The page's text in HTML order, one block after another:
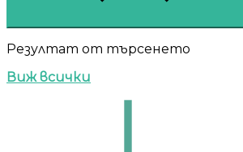
Резултат от търсенето
Виж всички